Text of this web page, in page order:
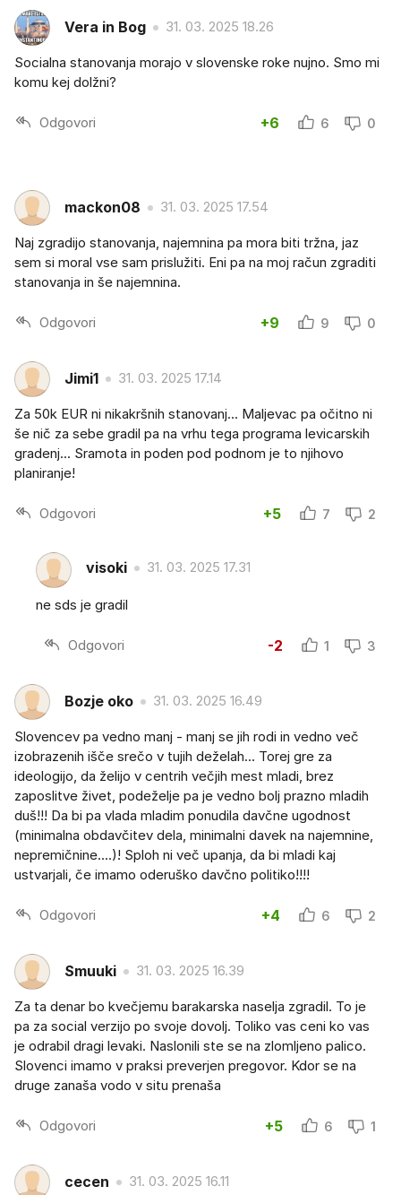
Vera in Bog 31. 03. 2025 18.26
Socialna stanovanja morajo v slovenske roke nujno. Smo mi
komu kej dolžni?
Odgovori +6 6 0
mackon08 31. 03. 2025 17.54
Naj zgradijo stanovanja, najemnina pa mora biti tržna, jaz
sem si moral vse sam prislužiti. Eni pa na moj račun zgraditi
stanovanja in še najemnina.
Odgovori +9 9 0
Jimi1 31. 03. 2025 17.14
Za 50k EUR ni nikakršnih stanovanj... Maljevac pa očitno ni
še nič za sebe gradil pa na vrhu tega programa levicarskih
gradenj... Sramota in poden pod podnom je to njihovo
planiranje!
Odgovori +5 7 2
visoki 31. 03. 2025 17.31
ne sds je gradil
Odgovori -2 1 3
Bozje oko 31. 03. 2025 16.49
Slovencev pa vedno manj - manj se jih rodi in vedno več
izobrazenih išče srečo v tujih deželah... Torej gre za
ideologijo, da želijo v centrih večjih mest mladi, brez
zaposlitve živet, podeželje pa je vedno bolj prazno mladih
duš!!! Da bi pa vlada mladim ponudila davčne ugodnost
(minimalna obdavčitev dela, minimalni davek na najemnine,
nepremičnine....)! Sploh ni več upanja, da bi mladi kaj
ustvarjali, če imamo oderuško davčno politiko!!!!
Odgovori +4 6 2
Smuuki 31. 03. 2025 16.39
Za ta denar bo kvečjemu barakarska naselja zgradil. To je
pa za social verzijo po svoje dovolj. Toliko vas ceni ko vas
je odrabil dragi levaki. Naslonili ste se na zlomljeno palico.
Slovenci imamo v praksi preverjen pregovor. Kdor se na
druge zanaša vodo v situ prenaša
Odgovori +5 6 1
cecen 31. 03. 2025 16.11